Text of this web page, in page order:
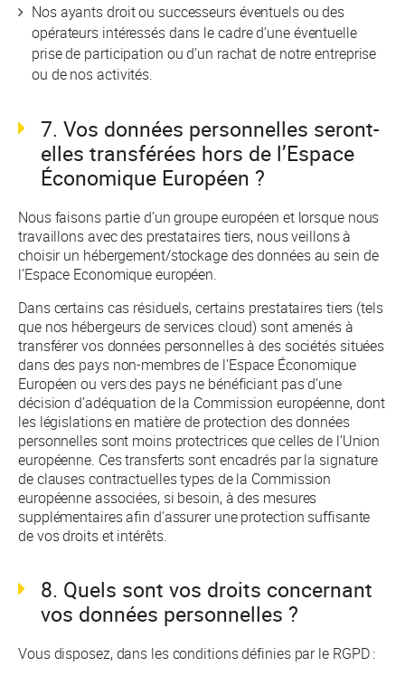
Nos ayants droit ou successeurs éventuels ou des
opérateurs intéressés dans le cadre d’une éventuelle
prise de participation ou d’un rachat de notre entreprise
ou de nos activités.
7. Vos données personnelles seront-
elles transférées hors de l’Espace
Économique Européen ?
Nous faisons partie d’un groupe européen et lorsque nous
travaillons avec des prestataires tiers, nous veillons à
choisir un hébergement/stockage des données au sein de
l’Espace Economique européen.
Dans certains cas résiduels, certains prestataires tiers (tels
que nos hébergeurs de services cloud) sont amenés à
transférer vos données personnelles à des sociétés situées
dans des pays non-membres de l’Espace Économique
Européen ou vers des pays ne bénéficiant pas d’une
décision d’adéquation de la Commission européenne, dont
les législations en matière de protection des données
personnelles sont moins protectrices que celles de l’Union
européenne. Ces transferts sont encadrés par la signature
de clauses contractuelles types de la Commission
européenne associées, si besoin, à des mesures
supplémentaires afin d’assurer une protection suffisante
de vos droits et intérêts.
8. Quels sont vos droits concernant
vos données personnelles ?
Vous disposez, dans les conditions définies par le RGPD :